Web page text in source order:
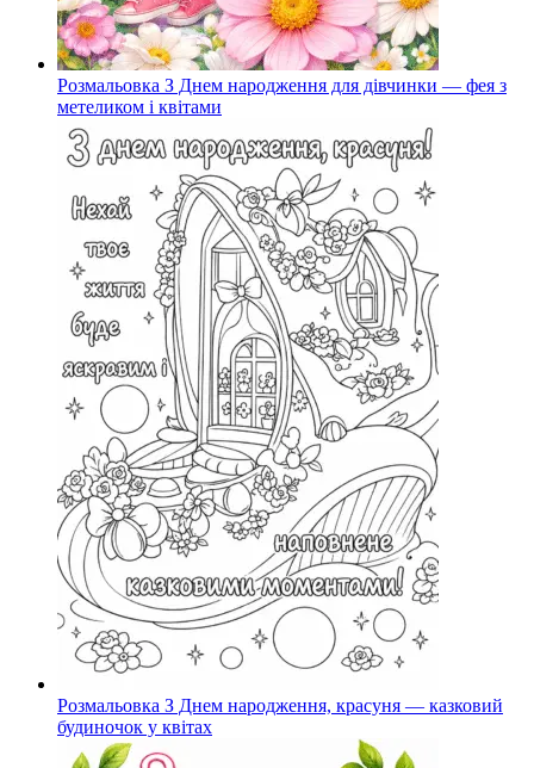
Розмальовка З Днем народження для дівчинки — фея з
метеликом і квітами
Розмальовка З Днем народження, красуня — казковий
будиночок у квітах